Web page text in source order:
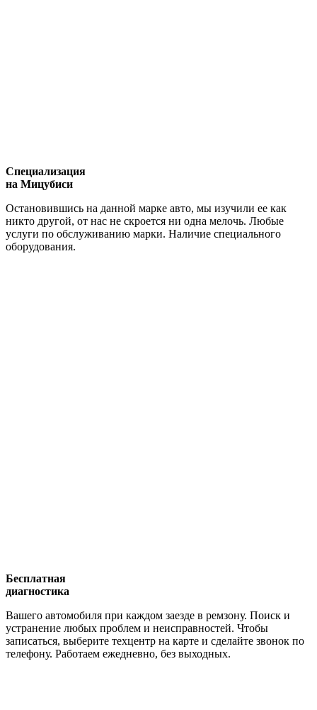
Специализация
на Мицубиси
Остановившись на данной марке авто, мы изучили ее как
никто другой, от нас не скроется ни одна мелочь. Любые
услуги по обслуживанию марки. Наличие специального
оборудования.
Бесплатная
диагностика
Вашего автомобиля при каждом заезде в ремзону. Поиск и
устранение любых проблем и неисправностей. Чтобы
записаться, выберите техцентр на карте и сделайте звонок по
телефону. Работаем ежедневно, без выходных.